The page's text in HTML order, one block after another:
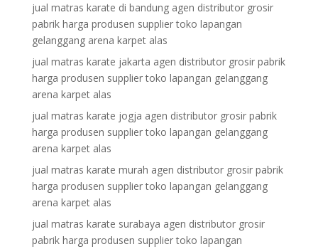
jual matras karate di bandung agen distributor grosir
pabrik harga produsen supplier toko lapangan
gelanggang arena karpet alas
jual matras karate jakarta agen distributor grosir pabrik
harga produsen supplier toko lapangan gelanggang
arena karpet alas
jual matras karate jogja agen distributor grosir pabrik
harga produsen supplier toko lapangan gelanggang
arena karpet alas
jual matras karate murah agen distributor grosir pabrik
harga produsen supplier toko lapangan gelanggang
arena karpet alas
jual matras karate surabaya agen distributor grosir
pabrik harga produsen supplier toko lapangan